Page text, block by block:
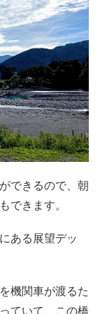
できるので、朝
できます。
ある展望デッ
機関車が渡るた
ていて、この橋